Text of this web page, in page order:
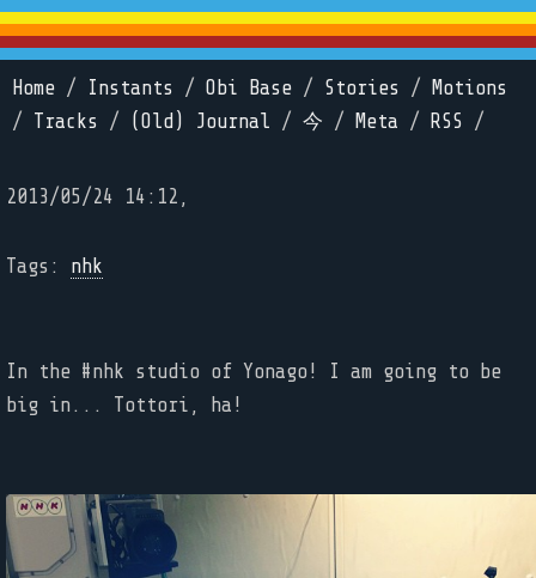
Home / Instants / Obi Base / Stories /
Motions
/ Tracks / (Old) Journal / 今 / Meta / RSS /
2013/05/24 14:12,
Tags: nhk
In the #nhk studio of Yonago! I am going to be
big in... Tottori, ha!